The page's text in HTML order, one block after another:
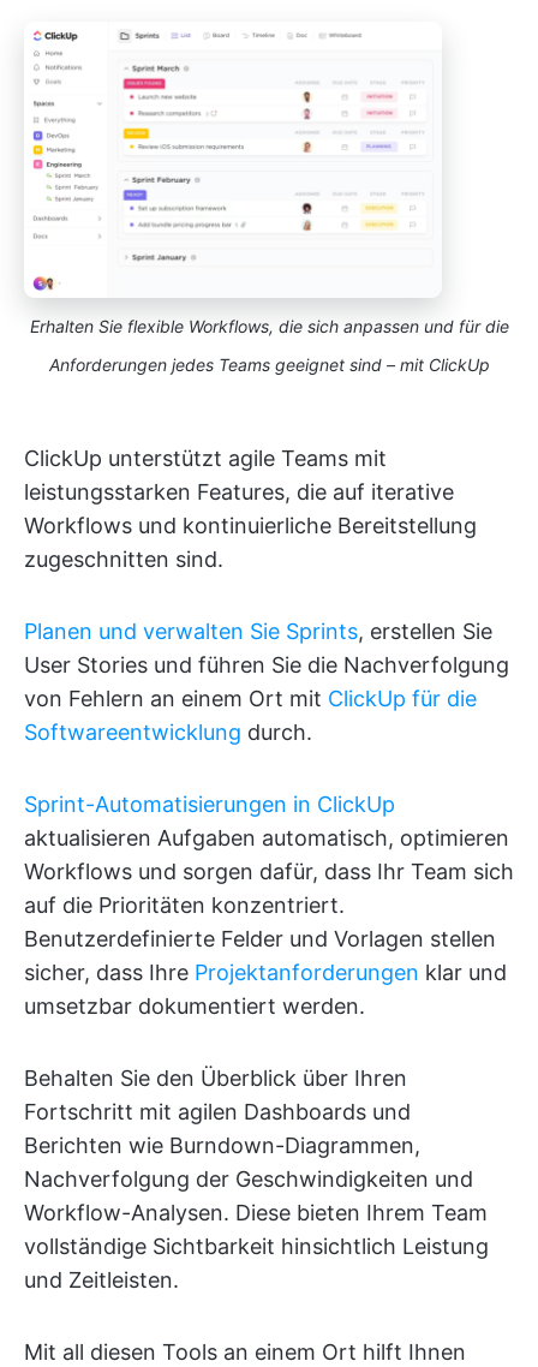
Erhalten Sie flexible Workflows, die sich anpassen und für die
Anforderungen jedes Teams geeignet sind – mit ClickUp
ClickUp unterstützt agile Teams mit
leistungsstarken Features, die auf iterative
Workflows und kontinuierliche Bereitstellung
zugeschnitten sind.
Planen und verwalten Sie Sprints, erstellen Sie
User Stories und führen Sie die Nachverfolgung
von Fehlern an einem Ort mit ClickUp für die
Softwareentwicklung durch.
Sprint-Automatisierungen in ClickUp
aktualisieren Aufgaben automatisch, optimieren
Workflows und sorgen dafür, dass Ihr Team sich
auf die Prioritäten konzentriert.
Benutzerdefinierte Felder und Vorlagen stellen
sicher, dass Ihre Projektanforderungen klar und
umsetzbar dokumentiert werden.
Behalten Sie den Überblick über Ihren
Fortschritt mit agilen Dashboards und
Berichten wie Burndown-Diagrammen,
Nachverfolgung der Geschwindigkeiten und
Workflow-Analysen. Diese bieten Ihrem Team
vollständige Sichtbarkeit hinsichtlich Leistung
und Zeitleisten.
Mit all diesen Tools an einem Ort hilft Ihnen